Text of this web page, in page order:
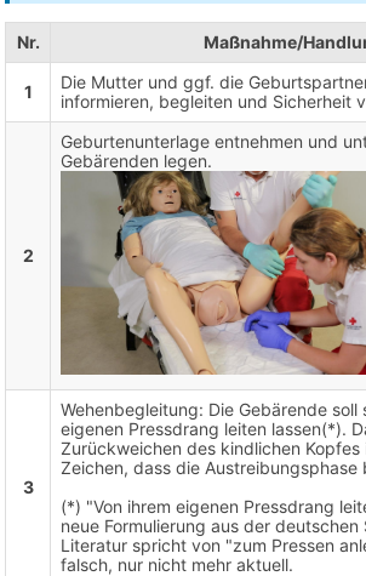
Nr. Maßnahme/
1
Die Mutter und ggf. die
informieren, begleiten und Sicherheit
2
Geburtenunterlage entnehmen und
Gebärenden legen.
3
Wehenbegleitung: Die Gebärende soll
eigenen Pressdrang leiten lassen(*).
Zurückweichen des kindlichen Kopfes
Zeichen, dass die Austreibungsphase
(*) "Von ihrem eigenen Pressdrang
neue Formulierung aus der
Literatur spricht von "zum Pressen
falsch, nur nicht mehr aktuell.